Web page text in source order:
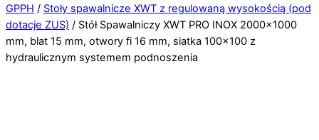
GPPH / Stoły spawalnicze XWT z regulowaną wysokością (pod
dotacje ZUS) / Stół Spawalniczy XWT PRO INOX 2000×1000
mm, blat 15 mm, otwory fi 16 mm, siatka 100×100 z
hydraulicznym systemem podnoszenia